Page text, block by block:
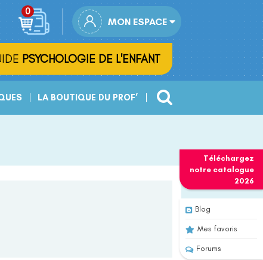
Téléchargez
notre catalogue
2026
Blog
Mes favoris
Forums
MON ESPACE
PSYCHOLOGIE DE L'ENFANT
LA BOUTIQUE DU PROF’